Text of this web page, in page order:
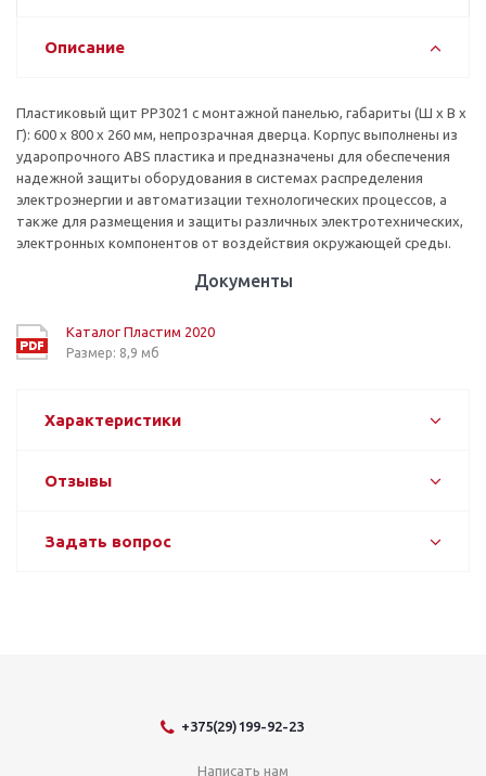
Описание
Пластиковый щит РР3021 с монтажной панелью, габариты (Ш х В х
Г): 600 х 800 х 260 мм, непрозрачная дверца. Корпус выполнены из
ударопрочного ABS пластика и предназначены для обеспечения
надежной защиты оборудования в системах распределения
электроэнергии и автоматизации технологических процессов, а
также для размещения и защиты различных электротехнических,
электронных компонентов от воздействия окружающей среды.
Документы
Каталог Пластим 2020
Размер: 8,9 мб
Характеристики
Отзывы
Задать вопрос
+375(29)199-92-23
Написать нам